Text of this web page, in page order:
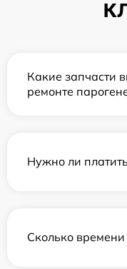
Какие запчасти
ремонте
Нужно ли
Сколько